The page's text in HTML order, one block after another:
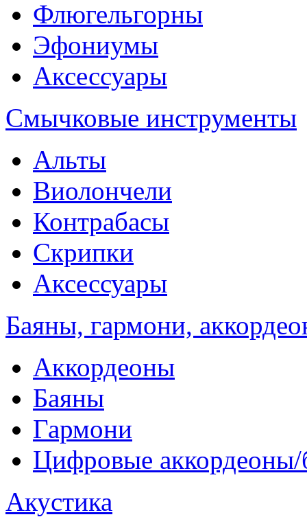
Флюгельгорны
Эфониумы
Аксессуары
Смычковые инструменты
Альты
Виолончели
Контрабасы
Скрипки
Аксессуары
Баяны, гармони,
Аккордеоны
Баяны
Гармони
Цифровые
Акустика